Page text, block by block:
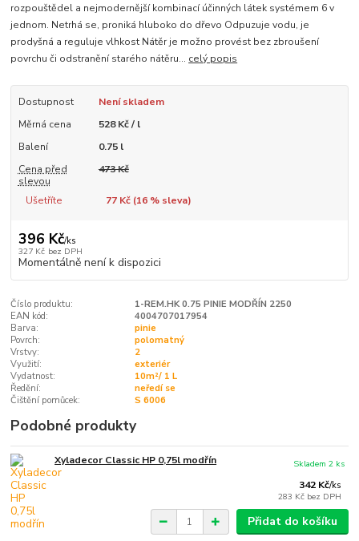
rozpouštědel a nejmodernější kombinací účinných látek systémem 6 v
jednom. Netrhá se, proniká hluboko do dřevo Odpuzuje vodu, je
prodyšná a reguluje vlhkost Nátěr je možno provést bez zbroušení
povrchu či odstranění starého nátěru... celý popis
Dostupnost
Není skladem
Měrná cena
528 Kč / l
Balení
0.75 l
Cena před
slevou
473 Kč
Ušetříte 77 Kč (16% sleva)
396 Kč/ks
327 Kč bez DPH
Momentálně není k dispozici
Číslo produktu:
1-REM.HK 0.75 PINIE MODŘÍN 2250
EAN kód:
4004707017954
Barva:
pinie
Povrch:
polomatný
Vrstvy:
2
Využití:
exteriér
Vydatnost:
10m²/ 1 L
Ředění:
neředí se
Čištění pomůcek:
S 6006
Podobné produkty
Xyladecor Classic HP 0,75l modřín
342 Kč/ks
283 Kč bez DPH
Skladem 2 ks
Přidat do košíku